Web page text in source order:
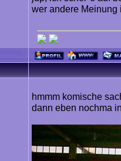
wer andere Meinung
hmmm komische
dann eben nochma